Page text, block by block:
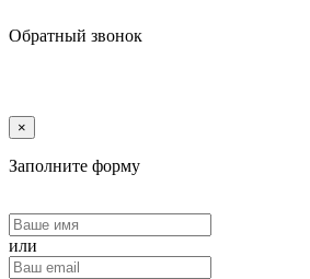
Обратный звонок
×
Заполните форму
или